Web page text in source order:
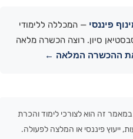
פיננסי — המכללה ללימודי
סיון. רוצה הכשרה מלאה
ההכשרה המלאה ←
זה הוא לצורכי לימוד והכרת
ייעוץ פיננסי או המלצה לפעולה.